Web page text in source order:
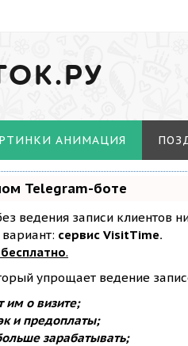
АНИМАЦИЯ
Telegram-боте
ведения записи
сервис VisitTime.
.
упрощает ведение
им о визите;
и предоплаты;
зарабатывать;